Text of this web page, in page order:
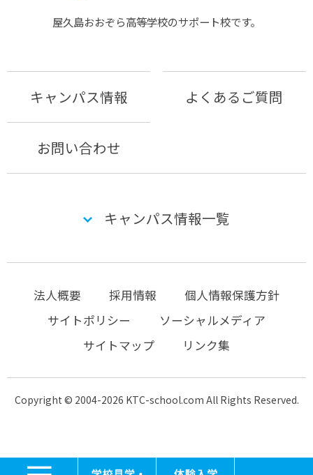
屋久島おおぞら⾼等学校のサポート校です。
キャンパス情報 よくあるご質問
お問い合わせ
キャンパス情報一覧
法人概要 採用情報
個人情報保護方針
サイトポリシー
ソーシャルメディア
サイトマップ
リンク集
Copyright © 2004-2026 KTC-school.com All Rights Reserved.